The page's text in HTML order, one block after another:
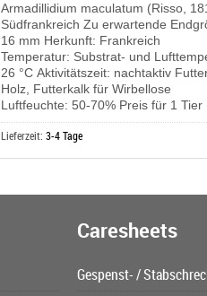
Armadillidium maculatum (Risso,
Südfrankreich Zu erwartende
16 mm Herkunft: Frankreich
Temperatur: Substrat- und
26 °C Aktivitätszeit: nachtaktiv
Holz, Futterkalk für Wirbellose
Luftfeuchte: 50-70% Preis für 1 Tier
Lieferzeit:3-4 Tage
Caresheets
Gespenst- /